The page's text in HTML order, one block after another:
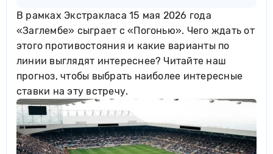
В рамках Экстракласа 15 мая 2026 года
«Заглембе» сыграет с «Погонью». Чего ждать от
этого противостояния и какие варианты по
линии выглядят интереснее? Читайте наш
прогноз, чтобы выбрать наиболее интересные
ставки на эту встречу.